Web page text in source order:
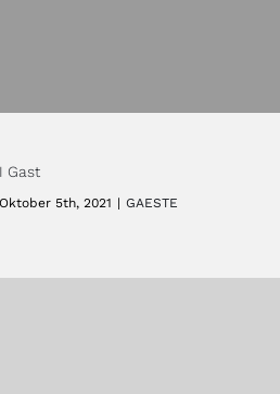
I Gast
Oktober 5th, 2021 | GAESTE